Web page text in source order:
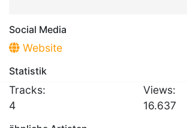
Social Media
Website
Statistik
Tracks:
4
Views:
16.637